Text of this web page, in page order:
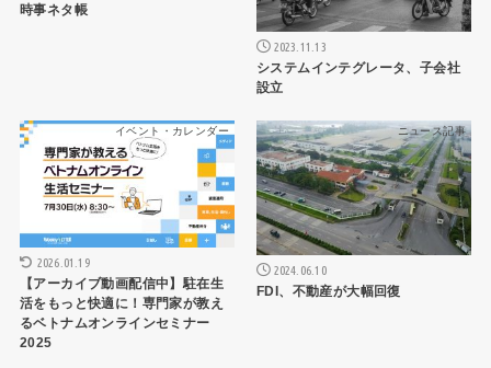
時事ネタ帳
2023.11.13
システムインテグレータ、子会社
設立
イベント・カレンダー
2026.01.19
【アーカイブ動画配信中】駐在生
活をもっと快適に！専門家が教え
るベトナムオンラインセミナー
2025
ニュース記事
2024.06.10
FDI、不動産が大幅回復